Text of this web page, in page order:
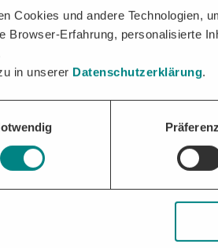
Cookies und andere Technologien,
Browser-Erfahrung, personalisierte
in unserer Datenschutzerklärung.